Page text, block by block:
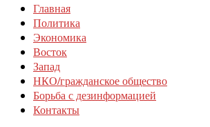
Главная
Политика
Экономика
Восток
Запад
НКО/гражданское общество
Борьба с дезинформацией
Контакты